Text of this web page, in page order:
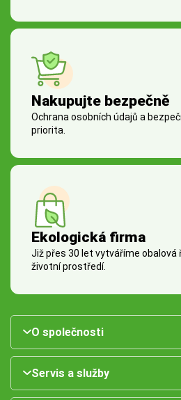
Nakupujte bezpečně
Ochrana osobních údajů a
priorita.
Ekologická firma
Již přes 30 let vytváříme obalová
životní prostředí.
O společnosti
Servis a služby